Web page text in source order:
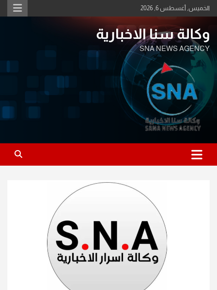
Skip
to
الخميس, أغسطس 6, 2026
وكالة سنا الاخبارية
SNA NEWS AGENCY